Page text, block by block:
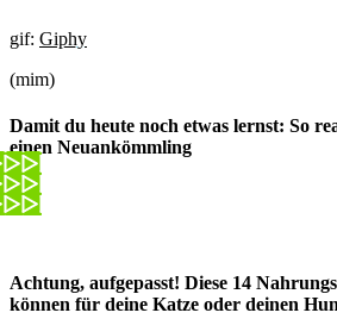
gif: Giphy
(mim)
Damit du heute noch etwas lernst: So
einen Neuankömmling
Achtung, aufgepasst! Diese 14
können für deine Katze oder deinen